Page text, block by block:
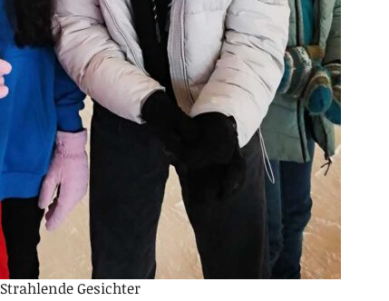
Strahlende Gesichter